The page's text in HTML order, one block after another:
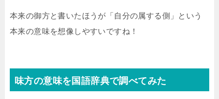
本来の御方と書いたほうが「自分の属する側」という
本来の意味を想像しやすいですね！
味方の意味を国語辞典で調べてみた